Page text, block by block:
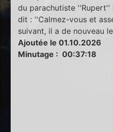
du parachutiste ''Rupert''
dit : ''Calmez-vous et
suivant, il a de nouveau
Ajoutée le 01.10.2026
Minutage : 00:37:18